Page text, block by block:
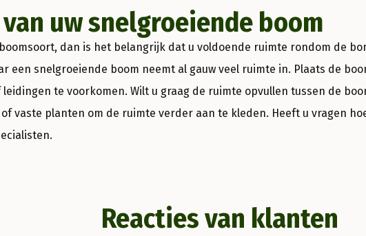
uw snelgroeiende boom
dan is het belangrijk dat u voldoende ruimte rondom de
een snelgroeiende boom neemt al gauw veel ruimte in. Plaats de
te voorkomen. Wilt u graag de ruimte opvullen tussen de
vaste planten om de ruimte verder aan te kleden. Heeft u vragen
Reacties van klanten